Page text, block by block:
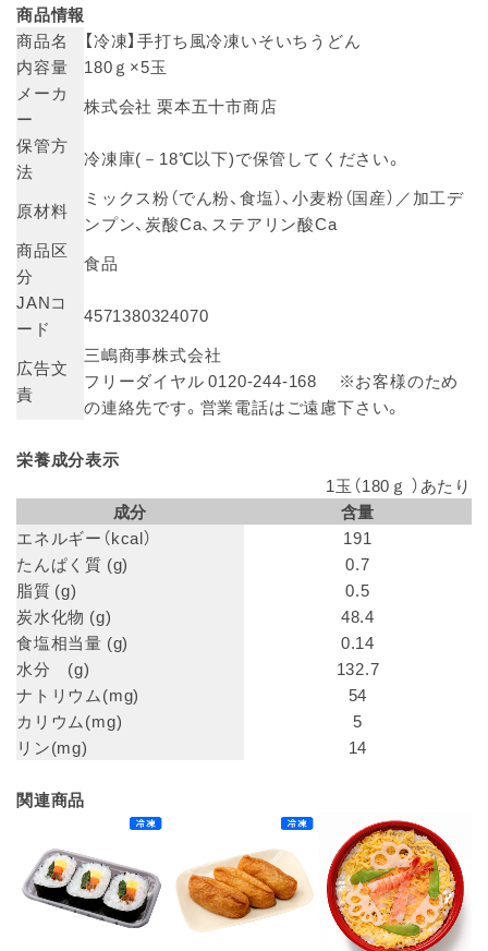
商品情報
商品名
【冷凍】手打ち風冷凍いそいちうどん
内容量
180ｇ×5玉
メーカ
ー
株式会社 栗本五十市商店
保管方
法
冷凍庫(－18℃以下)で保管してください。
原材料
ミックス粉（でん粉、食塩）、小麦粉（国産）／加工デ
ンプン、炭酸Ca、ステアリン酸Ca
商品区
分
食品
JANコ
ード
4571380324070
広告文
責
三嶋商事株式会社
フリーダイヤル 0120-244-168 ※お客様のため
の連絡先です。営業電話はご遠慮下さい。
栄養成分表示
1玉（180ｇ ）あたり
成分
含量
エネルギー（kcal）
191
たんぱく質 (g)
0.7
脂質 (g)
0.5
炭水化物 (g)
48.4
食塩相当量 (g)
0.14
水分 (g)
132.7
ナトリウム(mg)
54
カリウム(mg)
5
リン(mg)
14
関連商品